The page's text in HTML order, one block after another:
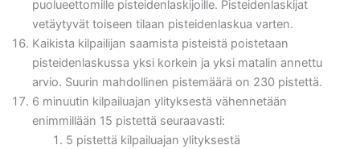
puolueettomille pisteidenlaskijoille. Pisteidenlaskijat
vetäytyvät toiseen tilaan pisteidenlaskua varten.
Kaikista kilpailijan saamista pisteistä poistetaan
pisteidenlaskussa yksi korkein ja yksi matalin annettu
arvio. Suurin mahdollinen pistemäärä on 230 pistettä.
6 minuutin kilpailuajan ylityksestä vähennetään
enimmillään 15 pistettä seuraavasti:
5 pistettä kilpailuajan ylityksestä